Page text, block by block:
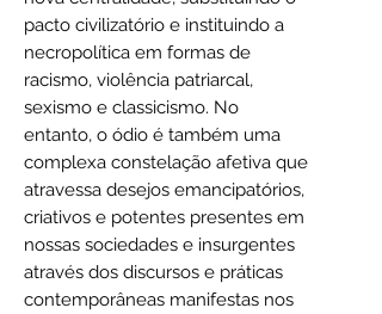
pacto civilizatório e instituindo a
necropolítica em formas de
racismo, violência patriarcal,
sexismo e classicismo. No
entanto, o ódio é também uma
complexa constelação afetiva que
atravessa desejos emancipatórios,
criativos e potentes presentes em
nossas sociedades e insurgentes
através dos discursos e práticas
contemporâneas manifestas nos